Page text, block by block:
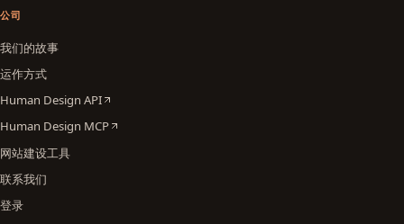
公司
我们的故事
运作方式
Human Design API
Human Design MCP
网站建设工具
联系我们
登录